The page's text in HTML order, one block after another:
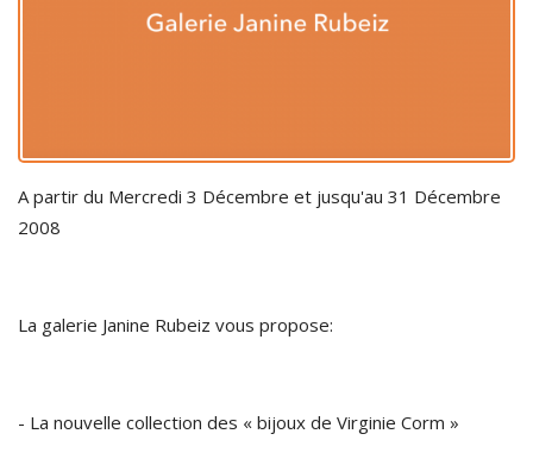
A partir du Mercredi 3 Décembre et jusqu'au 31 Décembre
2008
La galerie Janine Rubeiz vous propose:
- La nouvelle collection des « bijoux de Virginie Corm »